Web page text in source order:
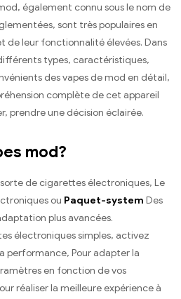
également connu sous le nom de
sont très populaires en
de leur fonctionnalité élevées. Dans
types, caractéristiques,
des vapes de mod en détail,
complète de cet appareil
prendre une décision éclairée.
mod?
de cigarettes électroniques, Le
ou Paquet-system Des
plus avancées.
électroniques simples, activez
performance, Pour adapter la
en fonction de vos
réaliser la meilleure expérience à